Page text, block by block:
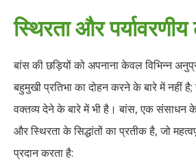
स्थिरता और
बांस की छड़ियों को अपनाना केवल विभिन्न
बहुमुखी प्रतिभा का दोहन करने के बारे में नहीं
वक्तव्य देने के बारे में भी है। बांस, एक संसाधन के
और स्थिरता के सिद्धांतों का प्रतीक है, जो
प्रदान करता है: